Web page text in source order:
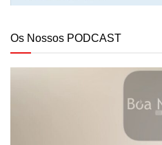
Os Nossos PODCAST